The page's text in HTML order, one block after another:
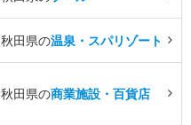
秋田県の温泉・スパリゾート
秋田県の商業施設・百貨店